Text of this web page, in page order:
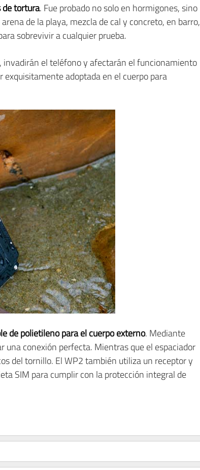
de tortura. Fue probado no solo en hormigones, sino
de la playa, mezcla de cal y concreto, en barro,
sobrevivir a cualquier prueba.
invadirán el teléfono y afectarán el funcionamiento
adoptada en el cuerpo para
de polietileno para el cuerpo externo. Mediante
conexión perfecta. Mientras que el espaciador
del tornillo. El WP2 también utiliza un receptor y
SIM para cumplir con la protección integral de